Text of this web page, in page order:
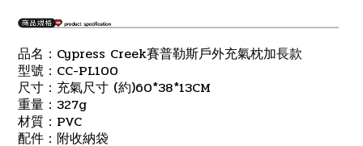
品名： Cypress Creek賽普勒斯戶外充氣枕加長款
型號： CC-PL100
尺寸：充氣尺寸 (約)60*38*13CM
重量： 327g
材質： PVC
配件：附收納袋